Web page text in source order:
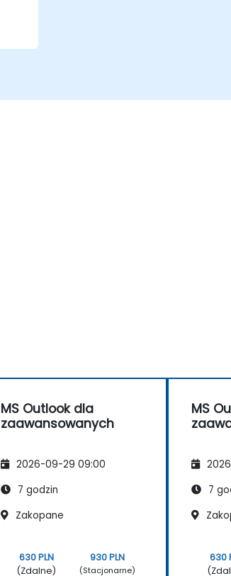
MS Outlook dla
zaawansowanych
2026-09-29 09:00
7 godzin
Zakopane
630 PLN
(Zdalne)
930 PLN
(Stacjonarne)
MS
7
630